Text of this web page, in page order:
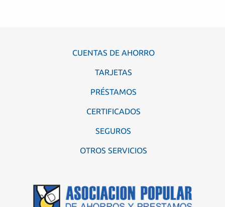
CUENTAS DE AHORRO
TARJETAS
PRÉSTAMOS
CERTIFICADOS
SEGUROS
OTROS SERVICIOS